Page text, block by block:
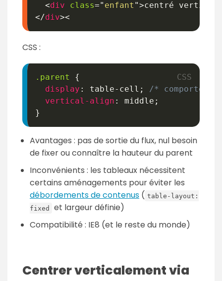
<div class=" enfant ">centré
</div><
CSS :
.parent
{
display : table-cell ;
/*
vertical-align : middle ;
}
Avantages : pas de sortie du flux, nul besoin
de fixer ou connaître la hauteur du parent
Inconvénients : les tableaux nécessitent
certains aménagements pour éviter les
débordements de contenus ( table-layout:
fixed
et largeur définie)
Compatibilité : IE8 (et le reste du monde)
Centrer verticalement via